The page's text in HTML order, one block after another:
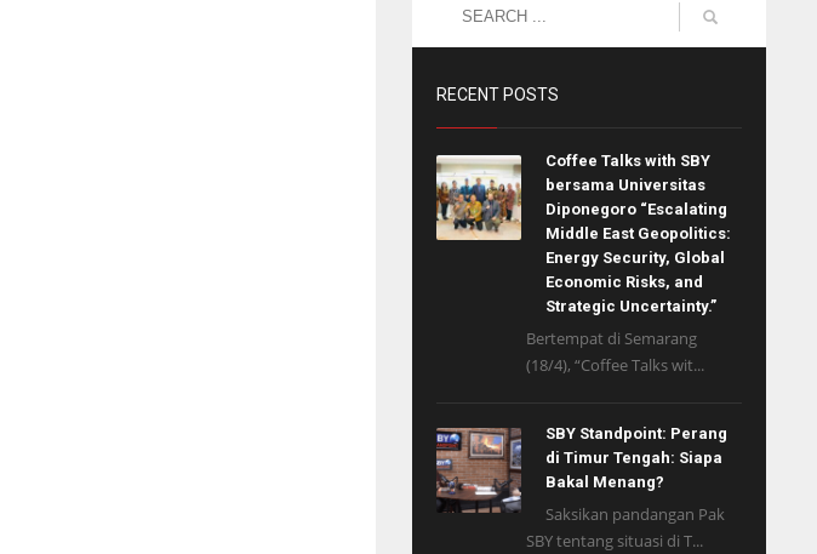
RECENT POSTS
Coffee Talks with SBY
bersama Universitas
Diponegoro “Escalating
Middle East Geopolitics:
Energy Security, Global
Economic Risks, and
Strategic Uncertainty.”
Bertempat di Semarang
(18/4), “Coffee Talks wit...
SBY Standpoint: Perang
di Timur Tengah: Siapa
Bakal Menang?
Saksikan pandangan Pak
SBY tentang situasi di T...